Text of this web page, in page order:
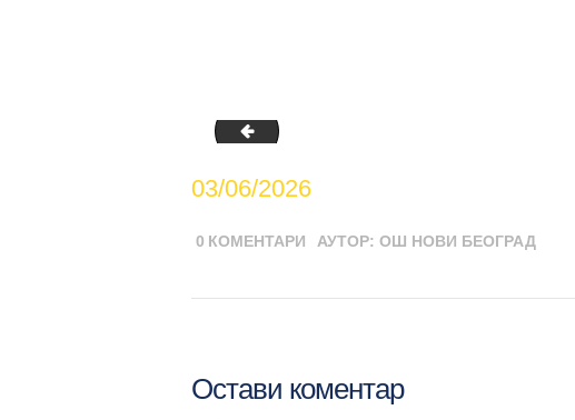
Jelovnici 25.05.2026.-12.06.2026. Užina bez
03/06/2026
0 КОМЕНТАРИ АУТОР: ОШ НОВИ БЕОГРАД
Остави коментар